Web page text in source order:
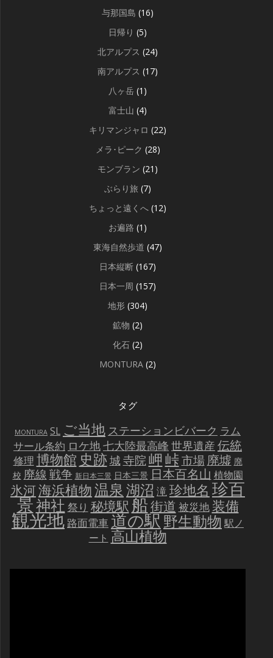
与那国島 (16)
日帰り (5)
北アルプス (24)
南アルプス (17)
八ヶ岳 (1)
富士山 (4)
キリマンジャロ (22)
メラ･ピーク (28)
モンブラン (21)
ぶらり旅 (7)
ちょっと遠くへ (12)
お遍路 (1)
東海自然歩道 (47)
日本縦断 (167)
日本一周 (157)
地形 (304)
鉱物 (2)
化石 (2)
MONTURA (2)
タグ
MONTURA SL ご当地 ステーションビバーク ラム
サール条約 ロケ地七大陸最高峰 世界遺産 伝統
修理 博物館 史跡城寺院岬峠市場 廃墟 廃
校 廃線戦争 新日本三景 日本三景 日本百名山 植物園
氷河海浜植物温泉湖沼 滝珍地名 珍百
景神社 祭り 秘境駅船街道 被災地 装備
観光地 路面電車道の駅野生動物 駅ノ
ート 高山植物